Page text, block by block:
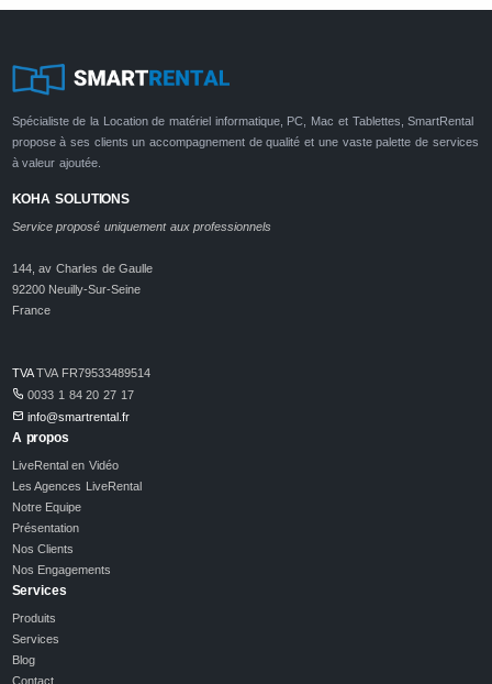
Spécialiste de la Location de matériel informatique, PC, Mac et Tablettes, SmartRental
propose à ses clients un accompagnement de qualité et une vaste palette de services
à valeur ajoutée.
KOHA SOLUTIONS
Service proposé uniquement aux professionnels
144, av Charles de Gaulle
92200 Neuilly-Sur-Seine
France
TVATVA FR79533489514
0033 1 84 20 27 17
info@smartrental.fr
A propos
LiveRental en Vidéo
Les Agences LiveRental
Notre Equipe
Présentation
Nos Clients
Nos Engagements
Services
Produits
Services
Blog
Contact